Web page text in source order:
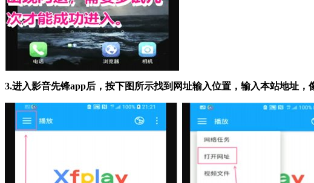
3.进入影音先锋app后，按下图所示找到网址输入位置，输入本站地址，